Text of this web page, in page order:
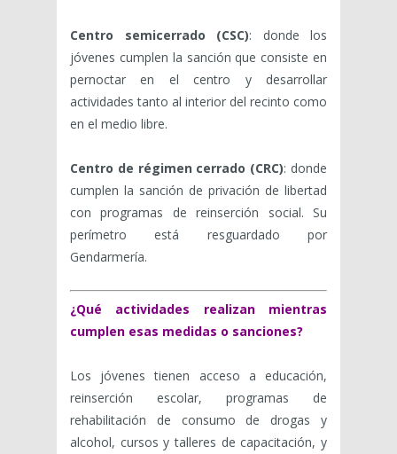
Centro semicerrado (CSC): donde los
jóvenes cumplen la sanción que consiste en
pernoctar en el centro y desarrollar
actividades tanto al interior del recinto como
en el medio libre.
Centro de régimen cerrado (CRC): donde
cumplen la sanción de privación de libertad
con programas de reinserción social. Su
perímetro está resguardado por
Gendarmería.
¿Qué actividades realizan mientras
cumplen esas medidas o sanciones?
Los jóvenes tienen acceso a educación,
reinserción escolar, programas de
rehabilitación de consumo de drogas y
alcohol, cursos y talleres de capacitación, y